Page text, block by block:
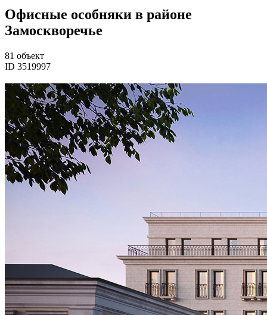
Офисные особняки в районе
Замоскворечье
81 объект
ID 3519997